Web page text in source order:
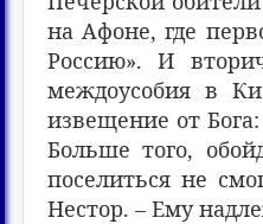
на Афоне, где
Россию». И
междоусобия в
извещение от
Больше того,
поселиться не
Нестор. – Ему